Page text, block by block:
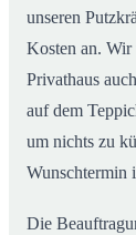
unseren
Kosten an. Wir
Privathaus
auf dem
um nichts zu
Wunschtermin
Die